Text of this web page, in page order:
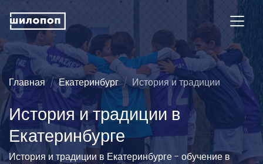
Главная Екатеринбург История и традиции
История и традиции в
Екатеринбурге
История и традиции в Екатеринбурге - обучение в